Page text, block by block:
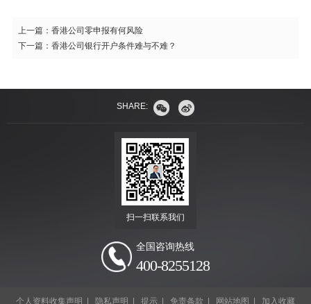
上一篇： 香港公司零申报有何风险
下一篇： 香港公司银行开户条件难与不难？
SHARE:
扫一扫联系我们
全国咨询热线
400-8255128
个人资料收集声明 隐私声明 提示| 免责条款 网站地图 加入收藏